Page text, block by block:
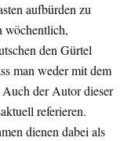
aufbürden zu
wöchentlich,
den Gürtel
man weder mit dem
der Autor dieser
referieren.
dienen dabei als